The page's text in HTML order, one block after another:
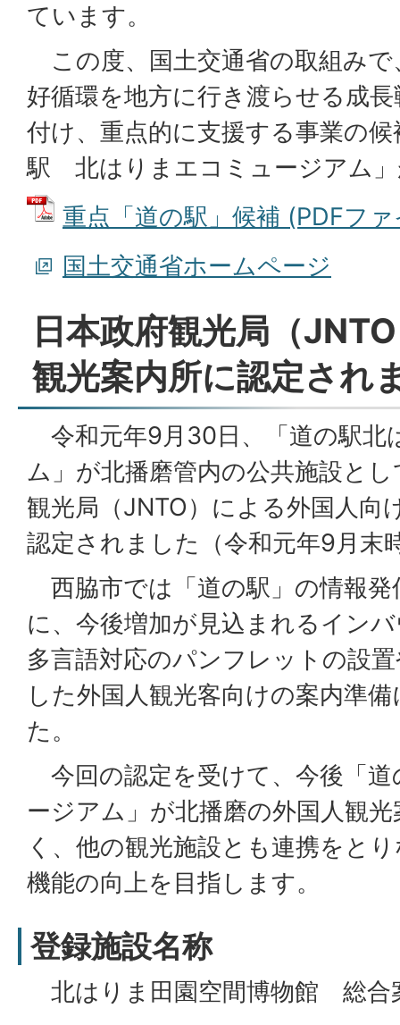
ています。
この度、国土交通省の取組みで
好循環を地方に行き渡らせる成
付け、重点的に支援する事業の
駅 北はりまエコミュージアム
重点「道の駅」候補 (PDFフ
国土交通省ホームページ
日本政府観光局（
観光案内所に認定され
令和元年9月30日、「道の駅北
ム」が北播磨管内の公共施設と
観光局（JNTO）による外国人向
認定されました（令和元年9月末
西脇市では「道の駅」の情報発
に、今後増加が見込まれるイン
多言語対応のパンフレットの設
した外国人観光客向けの案内準
た。
今回の認定を受けて、今後「
ージアム」が北播磨の外国人観
く、他の観光施設とも連携をと
機能の向上を目指します。
登録施設名称
北はりま田園空間博物館 総合